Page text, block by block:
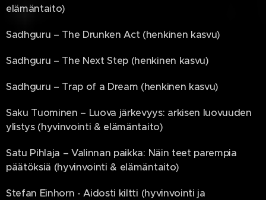
elämäntaito)
Sadhguru – The Drunken Act (henkinen kasvu)
Sadhguru – The Next Step (henkinen kasvu)
Sadhguru – Trap of a Dream (henkinen kasvu)
Saku Tuominen – Luova järkevyys: arkisen luovuuden
ylistys (hyvinvointi & elämäntaito)
Satu Pihlaja – Valinnan paikka: Näin teet parempia
päätöksiä (hyvinvointi & elämäntaito)
Stefan Einhorn - Aidosti kiltti (hyvinvointi ja